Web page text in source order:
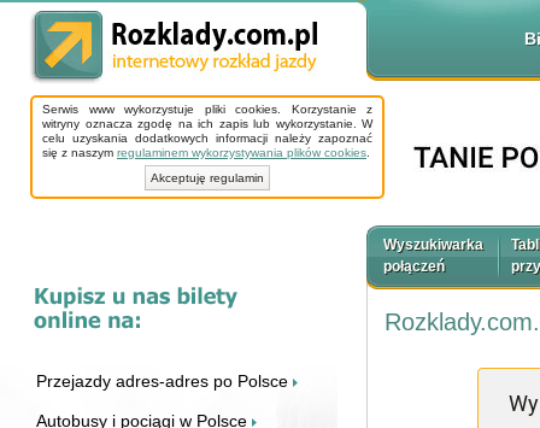
Serwis www wykorzystuje pliki cookies. Korzystanie z
witryny oznacza zgodę na ich zapis lub wykorzystanie. W
celu uzyskania dodatkowych informacji należy zapoznać
się z naszym regulaminem wykorzystywania plików cookies
Akceptuję regulamin
Przejazdy adres-adres po Polsce
Autobusy i pociągi w Polsce
Wyszukiwarka
połączeń